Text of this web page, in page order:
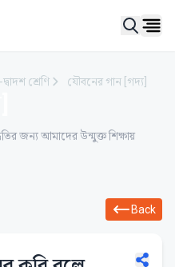
শ্রেণি যৌবনের গান [গদ্য]
জন্য আমাদের উন্মুক্ত শিক্ষায়
Back